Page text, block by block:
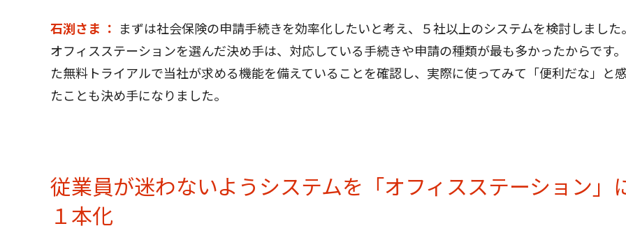
石渕さま ： まずは社会保険の申請手続きを効率化したいと考え、５社以上のシステムを検討しました。
オフィスステーションを選んだ決め手は、対応している手続きや申請の種類が最も多かったからです
た無料トライアルで当社が求める機能を備えていることを確認し、実際に使ってみて「便利だな」と
たことも決め手になりました。
従業員が迷わないようシステムを「オフィスステーション」
１本化